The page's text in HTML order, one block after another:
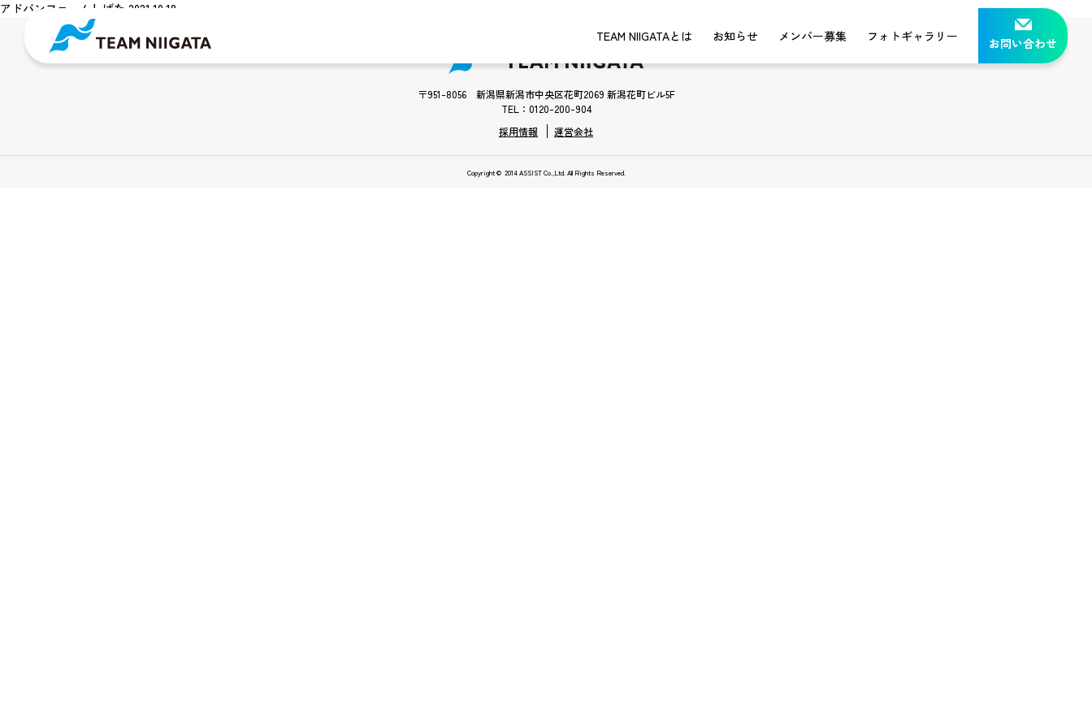
TEAM NIIGATAとは お知らせ メンバー募集 フォトギャラリー お問い合わせ
アドバンファームしばた 2021.10.18
〒951-8056 新潟県新潟市中央区花町2069 新潟花町ビル5F
TEL：0120-200-904
採用情報
運営会社
Copyright © 2014 ASSIST Co.,Ltd. All Rights Reserved.